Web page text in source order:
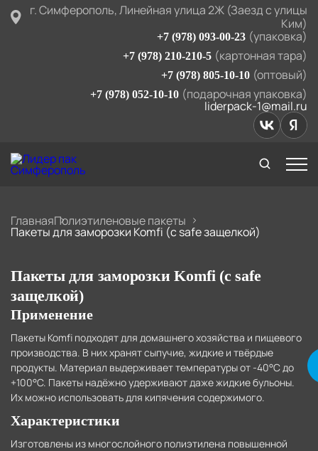
г. Симферополь, Линейная улица 2Ж (Заезд с улицы
Ким)
+7 (978) 093-00-23 (упаковка)
+7 (978) 210-210-5 (картонная тара)
+7 (978) 805-10-10 (оптовый)
+7 (978) 052-10-10 (подарочная упаковка)
liderpack-1@mail.ru
ГлавнаяПолиэтиленовые пакеты
Пакеты для заморозки Komfi (с safe защелкой)
Пакеты для заморозки Komfi (с safe
защелкой)
Применение
Пакеты Komfi подходят для домашнего хозяйства и пищевого
производства. В них хранят сыпучие, жидкие и твёрдые
продукты. Материал выдерживает температуры от -40°C до
+100°C. Пакеты надёжно удерживают даже жидкие бульоны.
Их можно использовать для кипячения содержимого.
Характеристики
Изготовлены из многослойного полиэтилена повышенной